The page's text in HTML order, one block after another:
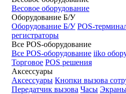
Весовое оборудование
Оборудование Б/У
Оборудование Б/У POS-
регистраторы
Все POS-оборудование
Все POS-оборудование iiko
Торговое POS решения
Аксессуары
Аксессуары Кнопки вызова
Передатчик вызова Часы